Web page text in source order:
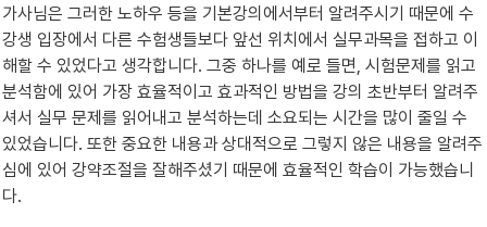
가사님은 그러한 노하우 등을 기본강의에서부터 알려주시기 때문에 수
강생 입장에서 다른 수험생들보다 앞선 위치에서 실무과목을 접하고 이
해할 수 있었다고 생각합니다. 그중 하나를 예로 들면, 시험문제를 읽고
분석함에 있어 가장 효율적이고 효과적인 방법을 강의 초반부터 알려주
셔서 실무 문제를 읽어내고 분석하는데 소요되는 시간을 많이 줄일 수
있었습니다. 또한 중요한 내용과 상대적으로 그렇지 않은 내용을 알려주
심에 있어 강약조절을 잘해주셨기 때문에 효율적인 학습이 가능했습니
다.